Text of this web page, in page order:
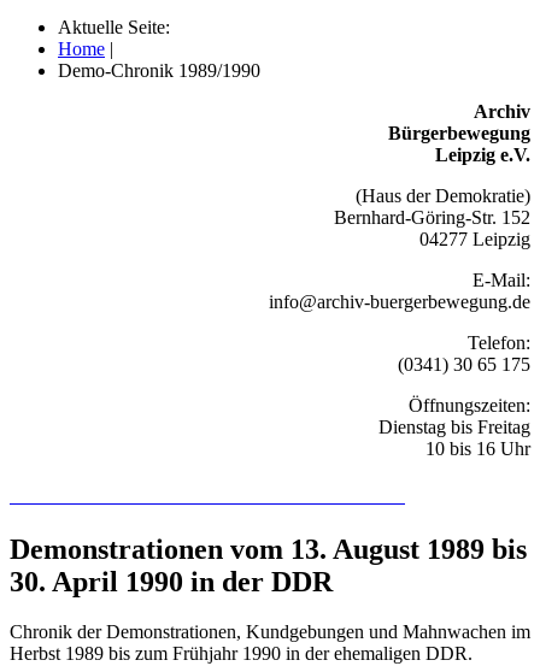
Aktuelle Seite:
Home |
Demo-Chronik 1989/1990
Archiv
Bürgerbewegung
Leipzig e.V.
(Haus der Demokratie)
Bernhard-Göring-Str. 152
04277 Leipzig
E-Mail:
info@archiv-buergerbewegung.de
Telefon:
(0341) 30 65 175
Öffnungszeiten:
Dienstag bis Freitag
10 bis 16 Uhr
Demonstrationen vom 13. August 1989 bis
30. April 1990 in der DDR
Chronik der Demonstrationen, Kundgebungen und Mahnwachen im
Herbst 1989 bis zum Frühjahr 1990 in der ehemaligen DDR.